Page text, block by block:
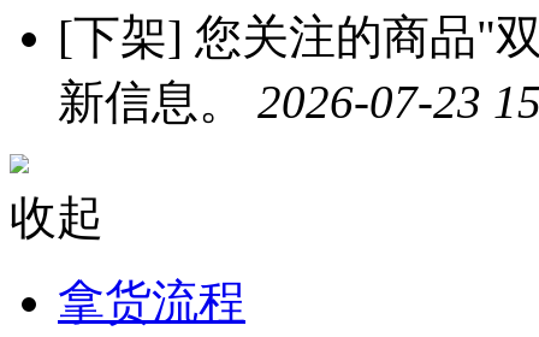
[下架] 您关注的商品"
新信息。 2026-07-23
收起
拿货流程